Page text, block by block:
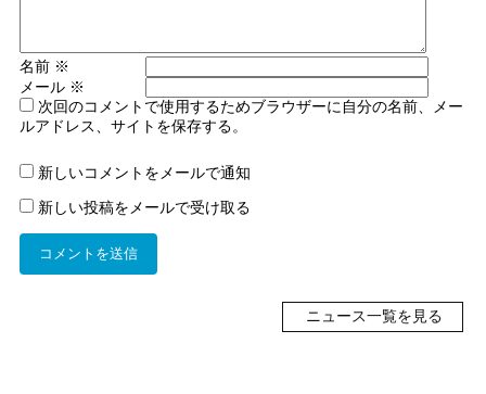
名前 ※
メール ※
次回のコメントで使用するためブラウザーに自分の名前、メー
ルアドレス、サイトを保存する。
新しいコメントをメールで通知
新しい投稿をメールで受け取る
ニュース一覧を見る